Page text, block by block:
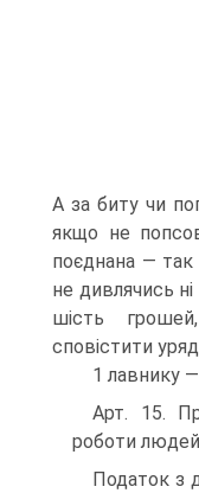
A за биту чи
якщо не
поєднана —
не дивлячись
шість
сповістити
1 лавнику
Арт. 15.
роботи
Податок з